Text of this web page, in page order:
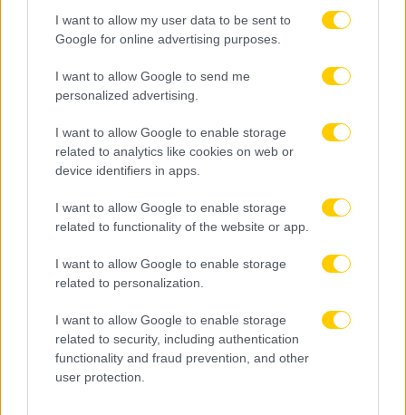
I want to allow my user data to be sent to
Google for online advertising purposes.
I want to allow Google to send me
personalized advertising.
I want to allow Google to enable storage
related to analytics like cookies on web or
device identifiers in apps.
I want to allow Google to enable storage
related to functionality of the website or app.
I want to allow Google to enable storage
related to personalization.
I want to allow Google to enable storage
related to security, including authentication
functionality and fraud prevention, and other
user protection.
Νίκολιτς: «Τώρα ξεκινά η δράση – Με αυτή την
ομάδα θα πάμε σε Super Cup και Champions
League»
08.08.2026, 22:16